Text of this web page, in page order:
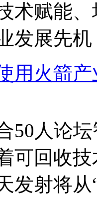
术赋能
发展先
用火箭
50人论
可回收
发射将